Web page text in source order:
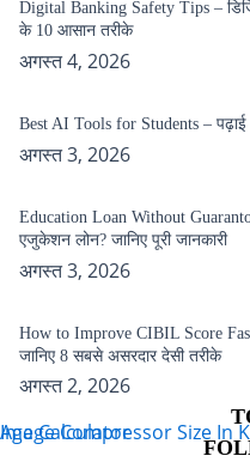
Digital Banking Safety Tips –
के 10 आसान तरीके
अगस्त 4, 2026
Best AI Tools for Students –
अगस्त 3, 2026
Education Loan Without
एजुकेशन लोन? जानिए पूरी जानकारी
अगस्त 3, 2026
How to Improve CIBIL Score
जानिए 8 सबसे असरदार देसी तरीके
अगस्त 2, 2026
Age Calculator
Image Compressor Size In